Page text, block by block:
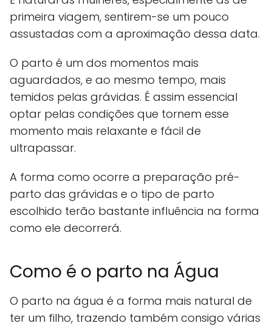
primeira viagem, sentirem-se um pouco
assustadas com a aproximação dessa data.
O parto é um dos momentos mais
aguardados, e ao mesmo tempo, mais
temidos pelas grávidas. É assim essencial
optar pelas condições que tornem esse
momento mais relaxante e fácil de
ultrapassar.
A forma como ocorre a preparação pré-
parto das grávidas e o tipo de parto
escolhido terão bastante influência na forma
como ele decorrerá.
Como é o parto na Água
O parto na água é a forma mais natural de
ter um filho, trazendo também consigo várias